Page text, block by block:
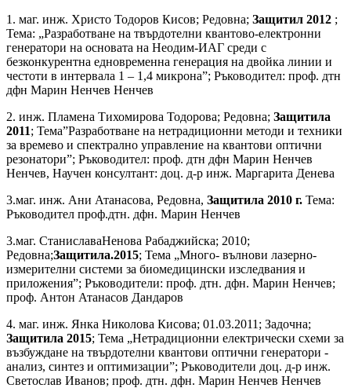
1. маг. инж. Христо Тодоров Кисов; Редовна; Защитил 2012 ;
Тема: „Разработване на твърдотелни квантово-електронни
генератори на основата на Неодим-ИАГ среди с
безконкурентна едновременна генерация на двойка линии и
честоти в интервала 1 – 1,4 микрона”; Ръководител: проф. дтн
дфн Марин Ненчев Ненчев
2. инж. Пламена Тихомирова Тодорова; Редовна; Защитила
2011; Тема”Разработване на нетрадиционни методи и техники
за времево и спектрално управление на квантови оптични
резонатори”; Ръководител: проф. дтн дфн Марин Ненчев
Ненчев, Научен консултант: доц. д-р инж. Маргарита Денева
3.маг. инж. Ани Атанасова, Редовна, Защитила 2010 г. Тема:
Ръководител проф.дтн. дфн. Марин Ненчев
3.маг. СтаниславаНенова Рабаджийска; 2010;
Редовна;Защитила.2015; Тема „Много- вълнови лазерно-
измерителни системи за биомедицински изследвания и
приложения”; Ръководители: проф. дтн. дфн. Марин Ненчев;
проф. Антон Атанасов Дандаров
4. маг. инж. Янка Николова Кисова; 01.03.2011; Задочна;
Защитила 2015; Тема „Нетрадиционни електрически схеми за
възбуждане на твърдотелни квантови оптични генератори -
анализ, синтез и оптимизации”; Ръководители доц. д-р инж.
Светослав Иванов; проф. дтн. дфн. Марин Ненчев Ненчев